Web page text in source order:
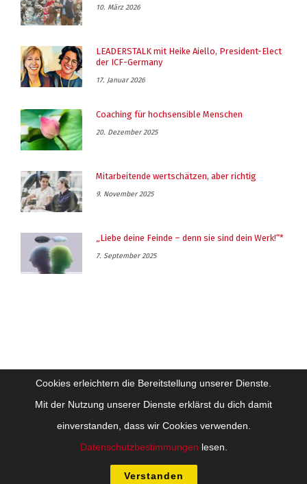
10. März 2026
LEADERSTALK mit Heike Aiello, President-Elect
der ICF-Germany
17. Januar 2026
Coaching für hochsensible Menschen
20. Dezember 2025
Mitarbeitende wertschätzen, aber richtig
9. November 2025
„Liebe deine Feinde – denn sie sind dein Werk!“*
7. September 2025
Cookies erleichtern die Bereitstellung unserer Dienste.
Mit der Nutzung unserer Dienste erklärst du dich damit
einverstanden, dass wir Cookies verwenden.
Datenschutzbestimmungen lesen.
Verstanden